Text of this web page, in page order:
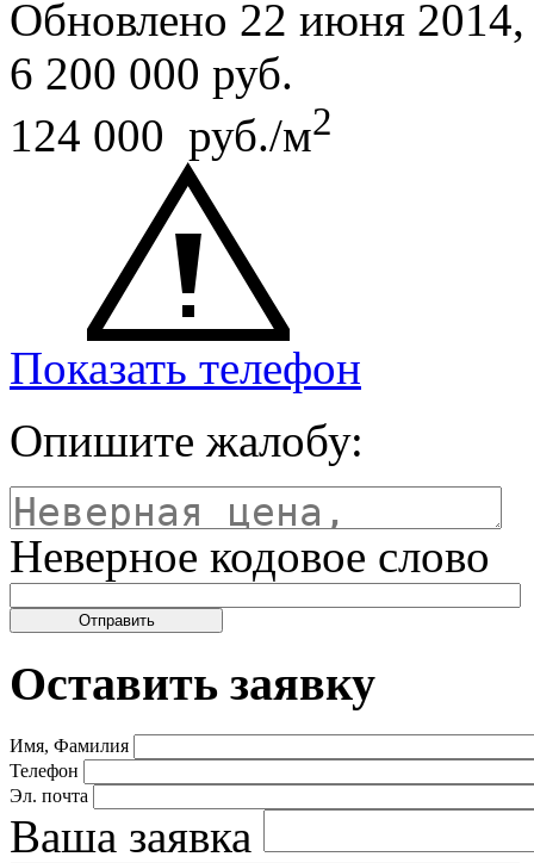
Обновлено 22 июня
6 200 000 руб.
124 000 руб./м2
Показать телефон
Опишите жалобу:
Неверное кодовое слово
Оставить заявку
Имя, Фамилия
Телефон
Эл. почта
Ваша заявка